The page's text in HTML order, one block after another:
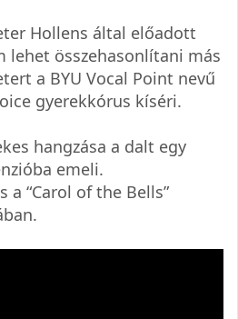
Hollens által előadott
lehet összehasonlítani más
a BYU Vocal Point nevű
gyerekkórus kíséri.
hangzása a dalt egy
emeli.
a “Carol of the Bells”